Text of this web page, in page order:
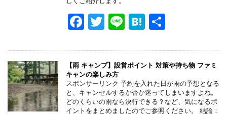
F
c
e
b
o
T
tt
er
Li
e
H
e
n
a
【雨 キャンプ】設営ポイント 対策や持ち物 ファミ
キャンの楽しみ方
スポンサーリンク 予約を入れた日が雨の予想となる
と、キャンセルするか否か迷ってしまいますよね。
どのくらいの雨なら決行できる？など、気になるポ
イントをまとめましたのでご参照ください。 結論：